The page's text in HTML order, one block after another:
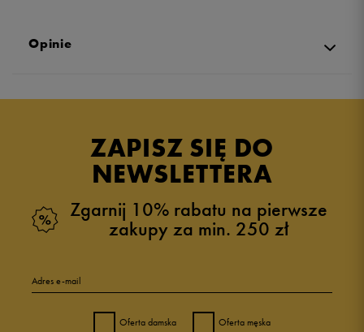
Opinie
ZAPISZ SIĘ DO
NEWSLETTERA
Zgarnij 10% rabatu na pierwsze
zakupy za min. 250 zł
Adres e-mail
Oferta damska Oferta męska